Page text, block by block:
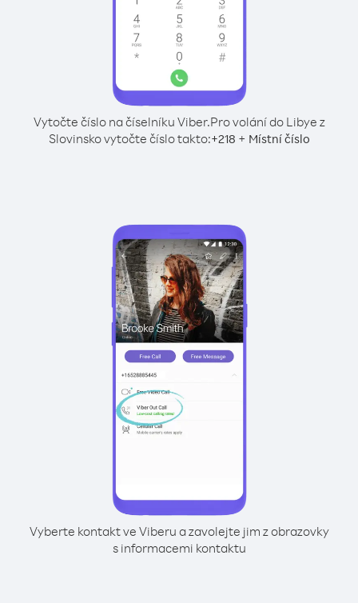
Vytočte číslo na číselníku Viber.Pro volání do Libye z
Slovinsko vytočte číslo takto:+218 + Místní číslo
Vyberte kontakt ve Viberu a zavolejte jim z obrazovky
s informacemi kontaktu